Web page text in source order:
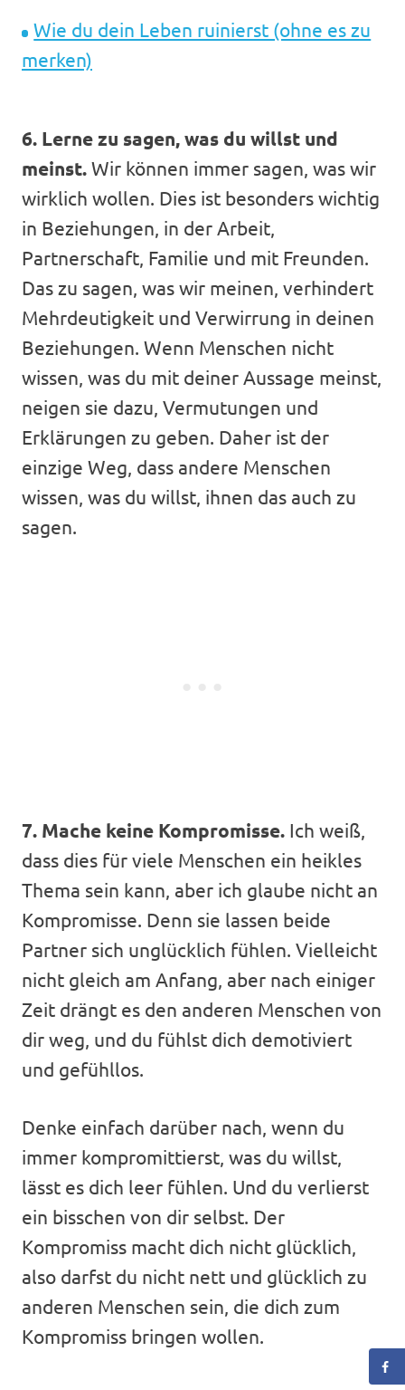
Wie du dein Leben ruinierst (ohne es zu
merken)
6. Lerne zu sagen, was du willst und
meinst.Wir können immer sagen, was wir
wirklich wollen. Dies ist besonders wichtig
in Beziehungen, in der Arbeit,
Partnerschaft, Familie und mit Freunden.
Das zu sagen, was wir meinen, verhindert
Mehrdeutigkeit und Verwirrung in deinen
Beziehungen. Wenn Menschen nicht
wissen, was du mit deiner Aussage meinst,
neigen sie dazu, Vermutungen und
Erklärungen zu geben. Daher ist der
einzige Weg, dass andere Menschen
wissen, was du willst, ihnen das auch zu
sagen.
7. Mache keine Kompromisse. Ich weiß,
dass dies für viele Menschen ein heikles
Thema sein kann, aber ich glaube nicht an
Kompromisse. Denn sie lassen beide
Partner sich unglücklich fühlen. Vielleicht
nicht gleich am Anfang, aber nach einiger
Zeit drängt es den anderen Menschen von
dir weg, und du fühlst dich demotiviert
und gefühllos.
Denke einfach darüber nach, wenn du
immer kompromittierst, was du willst,
lässt es dich leer fühlen. Und du verlierst
ein bisschen von dir selbst. Der
Kompromiss macht dich nicht glücklich,
also darfst du nicht nett und glücklich zu
anderen Menschen sein, die dich zum
Kompromiss bringen wollen.